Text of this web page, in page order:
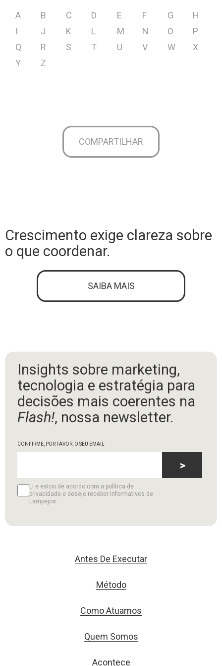
A B C D E F G
H
I
J K L M N O
P
Q
R S T U V W
X
Y
Z
COMPARTILHAR
Crescimento exige clareza sobre
o que coordenar.
SAIBA MAIS
Insights sobre marketing,
tecnologia e estratégia para
decisões mais coerentes na
Flash!, nossa newsletter.
CONFIRME, POR FAVOR, O SEU EMAIL
Li e estou de acordo com a política de
privacidade e desejo receber informativos de
Lampejos.
>
Antes De Executar
Método
Como Atuamos
Quem Somos
Acontece